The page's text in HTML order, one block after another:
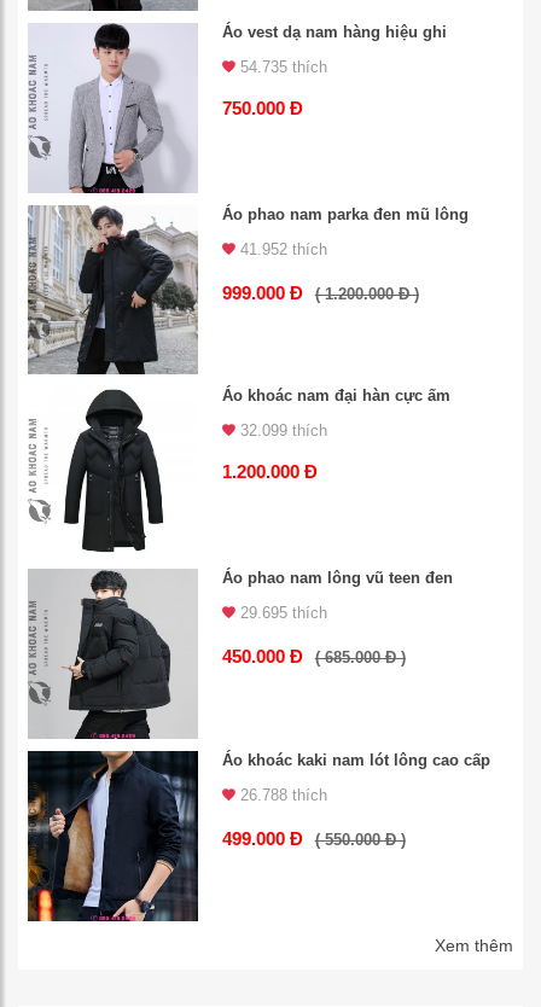
Áo vest dạ nam hàng hiệu ghi
54.735 thích
750.000 Đ
Áo phao nam parka đen mũ lông
41.952 thích
999.000 Đ ( 1.200.000 Đ )
Áo khoác nam đại hàn cực ấm
32.099 thích
1.200.000 Đ
Áo phao nam lông vũ teen đen
29.695 thích
450.000 Đ ( 685.000 Đ )
Áo khoác kaki nam lót lông cao cấp
26.788 thích
499.000 Đ ( 550.000 Đ )
Xem thêm